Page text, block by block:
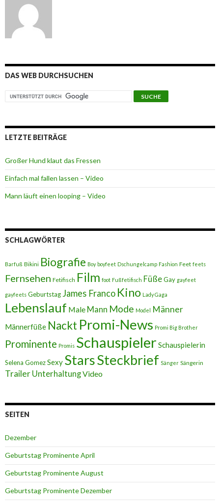
DAS WEB DURCHSUCHEN
LETZTE BEITRÄGE
Großer Hund klaut das Fressen
Einfach mal fallen lassen – Video
Mann läuft einen looping – Video
SCHLAGWÖRTER
Barfuß Bikini Biografie Boy boyfeet Dschungelcamp Fashion Feet feets
Fernsehen Fetifisch Film foot Fußfetifisch FüßeGay gayfeet
gayfeets Geburtstag James Franco Kino Lady Gaga
Lebenslauf Male Mann Mode Model Männer
Männerfüße Nackt Promi-News Promi Big Brother
Prominente Promis Schauspieler Schauspielerin
Selena GomezSexy StarsSteckbrief Sänger Sängerin
Trailer UnterhaltungVideo
SEITEN
Dezember
Geburtstag Prominente April
Geburtstag Prominente August
Geburtstag Prominente Dezember